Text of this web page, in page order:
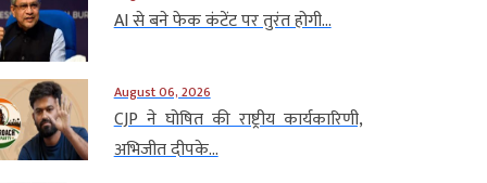
AI से बने फेक कंटेंट पर तुरंत होगी...
August 06, 2026
CJP ने घोषित की राष्ट्रीय कार्यकारिणी,
अभिजीत दीपके...